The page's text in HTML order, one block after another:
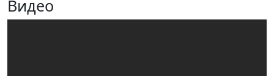
Видео